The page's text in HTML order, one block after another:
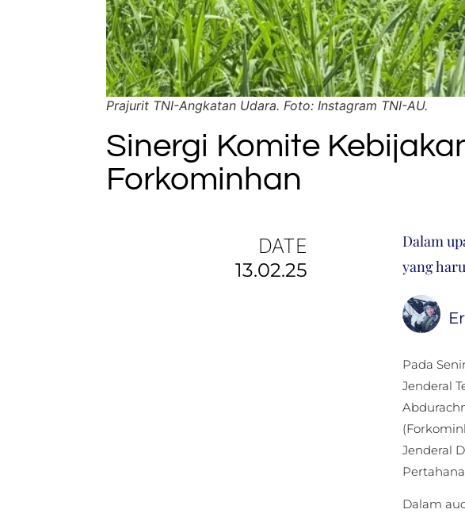
Prajurit TNI-Angkatan Udara. Foto: Instagram TNI-AU.
Sinergi Komite
Forkominhan
DATE
13.02.25
Dalam
yang
Pada
Jenderal
Jenderal
Dalam